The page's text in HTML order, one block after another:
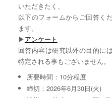
いただきたく、
以下のフォームからご回答く
ます。
▶︎アンケート
回答内容は研究以外の目的に
特定される事もございません。
所要時間：10分程度
締切：2026年6月30日(火)